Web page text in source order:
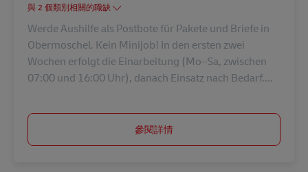
與 2 個類別相關的職缺
Werde Aushilfe als Postbote für Pakete und Briefe in
Obermoschel. Kein Minijob! In den ersten zwei
Wochen erfolgt die Einarbeitung (Mo–Sa, zwischen
07:00 und 16:00 Uhr), danach Einsatz nach Bedarf....
參閱詳情